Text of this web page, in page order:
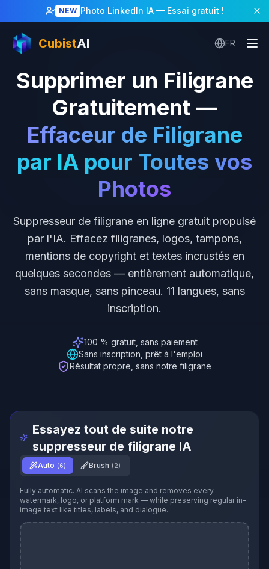
NEW Photo LinkedIn IA— Essai gratuit !
CubistAI FR
Supprimer un Filigrane
Gratuitement —
Effaceur de Filigrane
par IA pour Toutes vos
Photos
Suppresseur de filigrane en ligne gratuit propulsé
par l'IA. Effacez filigranes, logos, tampons,
mentions de copyright et textes incrustés en
quelques secondes — entièrement automatique,
sans masque, sans pinceau. 11 langues, sans
inscription.
100 % gratuit, sans paiement
Sans inscription, prêt à l'emploi
Résultat propre, sans notre filigrane
Essayez tout de suite notre
suppresseur de filigrane IA
Auto (6) Brush (2)
Fully automatic. AI scans the image and removes every
watermark, logo, or platform mark — while preserving regular in-
image text like titles, labels, and dialogue.